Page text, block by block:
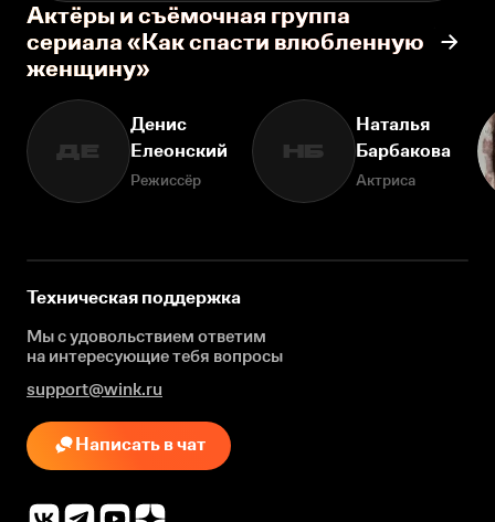
Актёры и съёмочная группа
сериала «Как спасти влюбленную
женщину»
ДЕ
Денис
Елеонский
Режиссёр
НБ
Наталья
Барбакова
Актриса
Техническая поддержка
Мы с удовольствием ответим
на интересующиетебя вопросы
support@wink.ru
Написать в чат